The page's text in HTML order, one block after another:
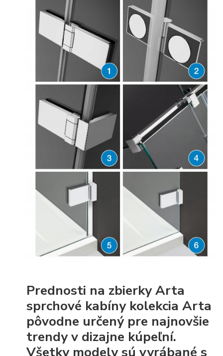
Prednosti na zbierky Arta
sprchové kabíny kolekcia Arta
pôvodne určený pre najnovšie
trendy v dizajne kúpeľní.
Všetky modely sú vyrábané s